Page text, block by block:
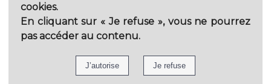
cookies.
En cliquant sur « Je refuse », vous ne pourrez
pas accéder au contenu.